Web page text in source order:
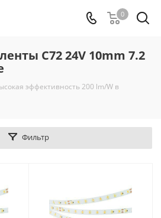
0
C72 24V 10mm 7.2
эффективность 200 lm/W в
Фильтр